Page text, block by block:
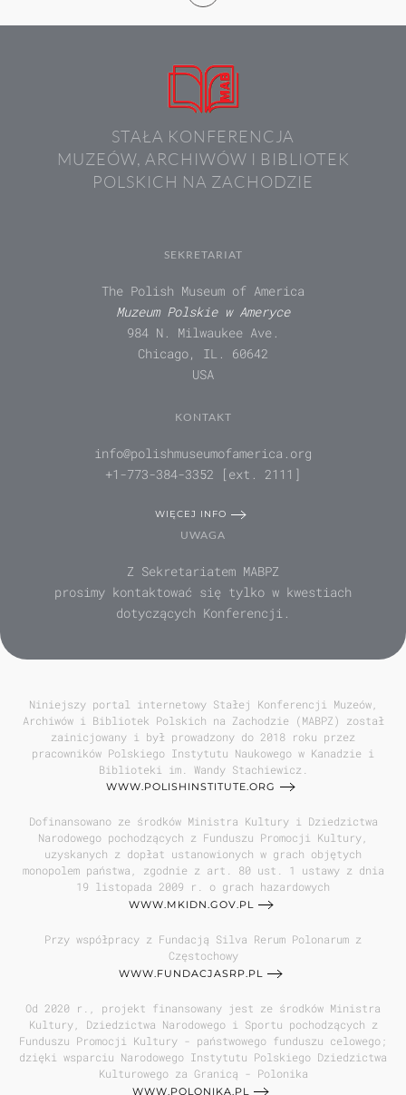
STAŁA KONFERENCJA
MUZEÓW, ARCHIWÓW I BIBLIOTEK
POLSKICH NA ZACHODZIE
SEKRETARIAT
The Polish Museum of America
Muzeum Polskie w Ameryce
984 N. Milwaukee Ave.
Chicago, IL. 60642
USA
KONTAKT
info@polishmuseumofamerica.org
+1-773-384-3352 [ext. 2111]
WIĘCEJ INFO
UWAGA
Z Sekretariatem MABPZ
prosimy kontaktować się tylko w kwestiach
dotyczących Konferencji.
Niniejszy portal internetowy Stałej Konferencji Muzeów,
Archiwów i Bibliotek Polskich na Zachodzie (MABPZ) został
zainicjowany i był prowadzony do 2018 roku przez
pracowników Polskiego Instytutu Naukowego w Kanadzie i
Biblioteki im. Wandy Stachiewicz.
WWW.POLISHINSTITUTE.ORG
Dofinansowano ze środków Ministra Kultury i Dziedzictwa
Narodowego pochodzących z Funduszu Promocji Kultury,
uzyskanych z dopłat ustanowionych w grach objętych
monopolem państwa, zgodnie z art. 80 ust. 1 ustawy z dnia
19 listopada 2009 r. o grach hazardowych
WWW.MKIDN.GOV.PL
Przy współpracy z Fundacją Silva Rerum Polonarum z
Częstochowy
WWW.FUNDACJASRP.PL
Od 2020 r., projekt finansowany jest ze środków Ministra
Kultury, Dziedzictwa Narodowego i Sportu pochodzących z
Funduszu Promocji Kultury - państwowego funduszu celowego;
dzięki wsparciu Narodowego Instytutu Polskiego Dziedzictwa
Kulturowego za Granicą - Polonika
WWW.POLONIKA.PL